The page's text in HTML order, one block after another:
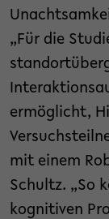
„Für die
ermöglicht,
mit einem
Schultz. „So
kognitiven